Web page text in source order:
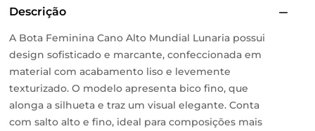
Descrição
A Bota Feminina Cano Alto Mundial Lunaria possui
design sofisticado e marcante, confeccionada em
material com acabamento liso e levemente
texturizado. O modelo apresenta bico fino, que
alonga a silhueta e traz um visual elegante. Conta
com salto alto e fino, ideal para composições mais